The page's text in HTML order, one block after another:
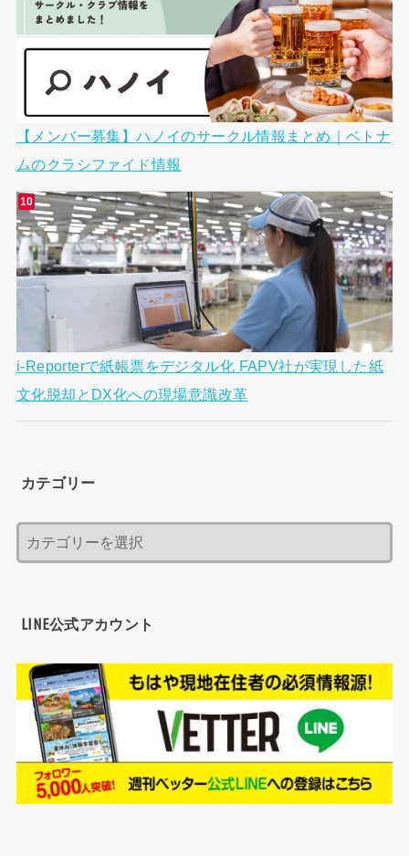
【メンバー募集】ハノイのサークル情報まとめ｜ベトナ
ムのクラシファイド情報
i-Reporterで紙帳票をデジタル化 FAPV社が実現した紙
文化脱却とDX化への現場意識改革
カテゴリー
LINE公式アカウント